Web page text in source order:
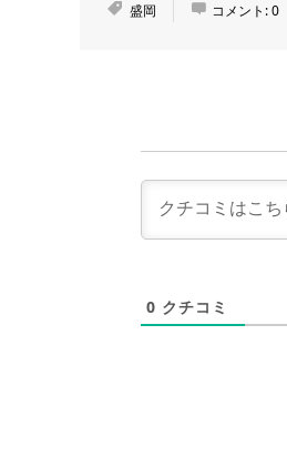
盛岡 コメント:0
0 クチコミ